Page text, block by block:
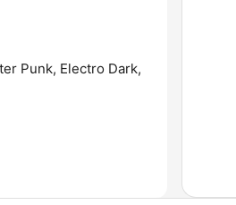
Punk, Electro Dark,